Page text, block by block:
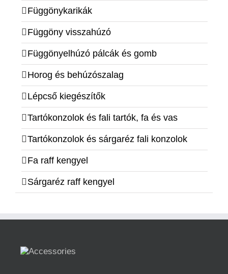
Függönykarikák
Függöny visszahúzó
Függönyelhúzó pálcák és gomb
Horog és behúzószalag
Lépcső kiegészítők
Tartókonzolok és fali tartók, fa és vas
Tartókonzolok és sárgaréz fali konzolok
Fa raff kengyel
Sárgaréz raff kengyel